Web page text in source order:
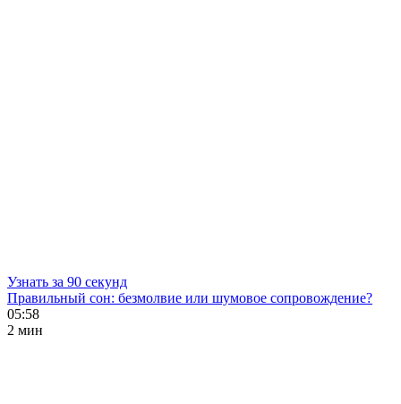
Узнать за 90 секунд
Правильный сон: безмолвие или шумовое сопровождение?
05:58
2 мин